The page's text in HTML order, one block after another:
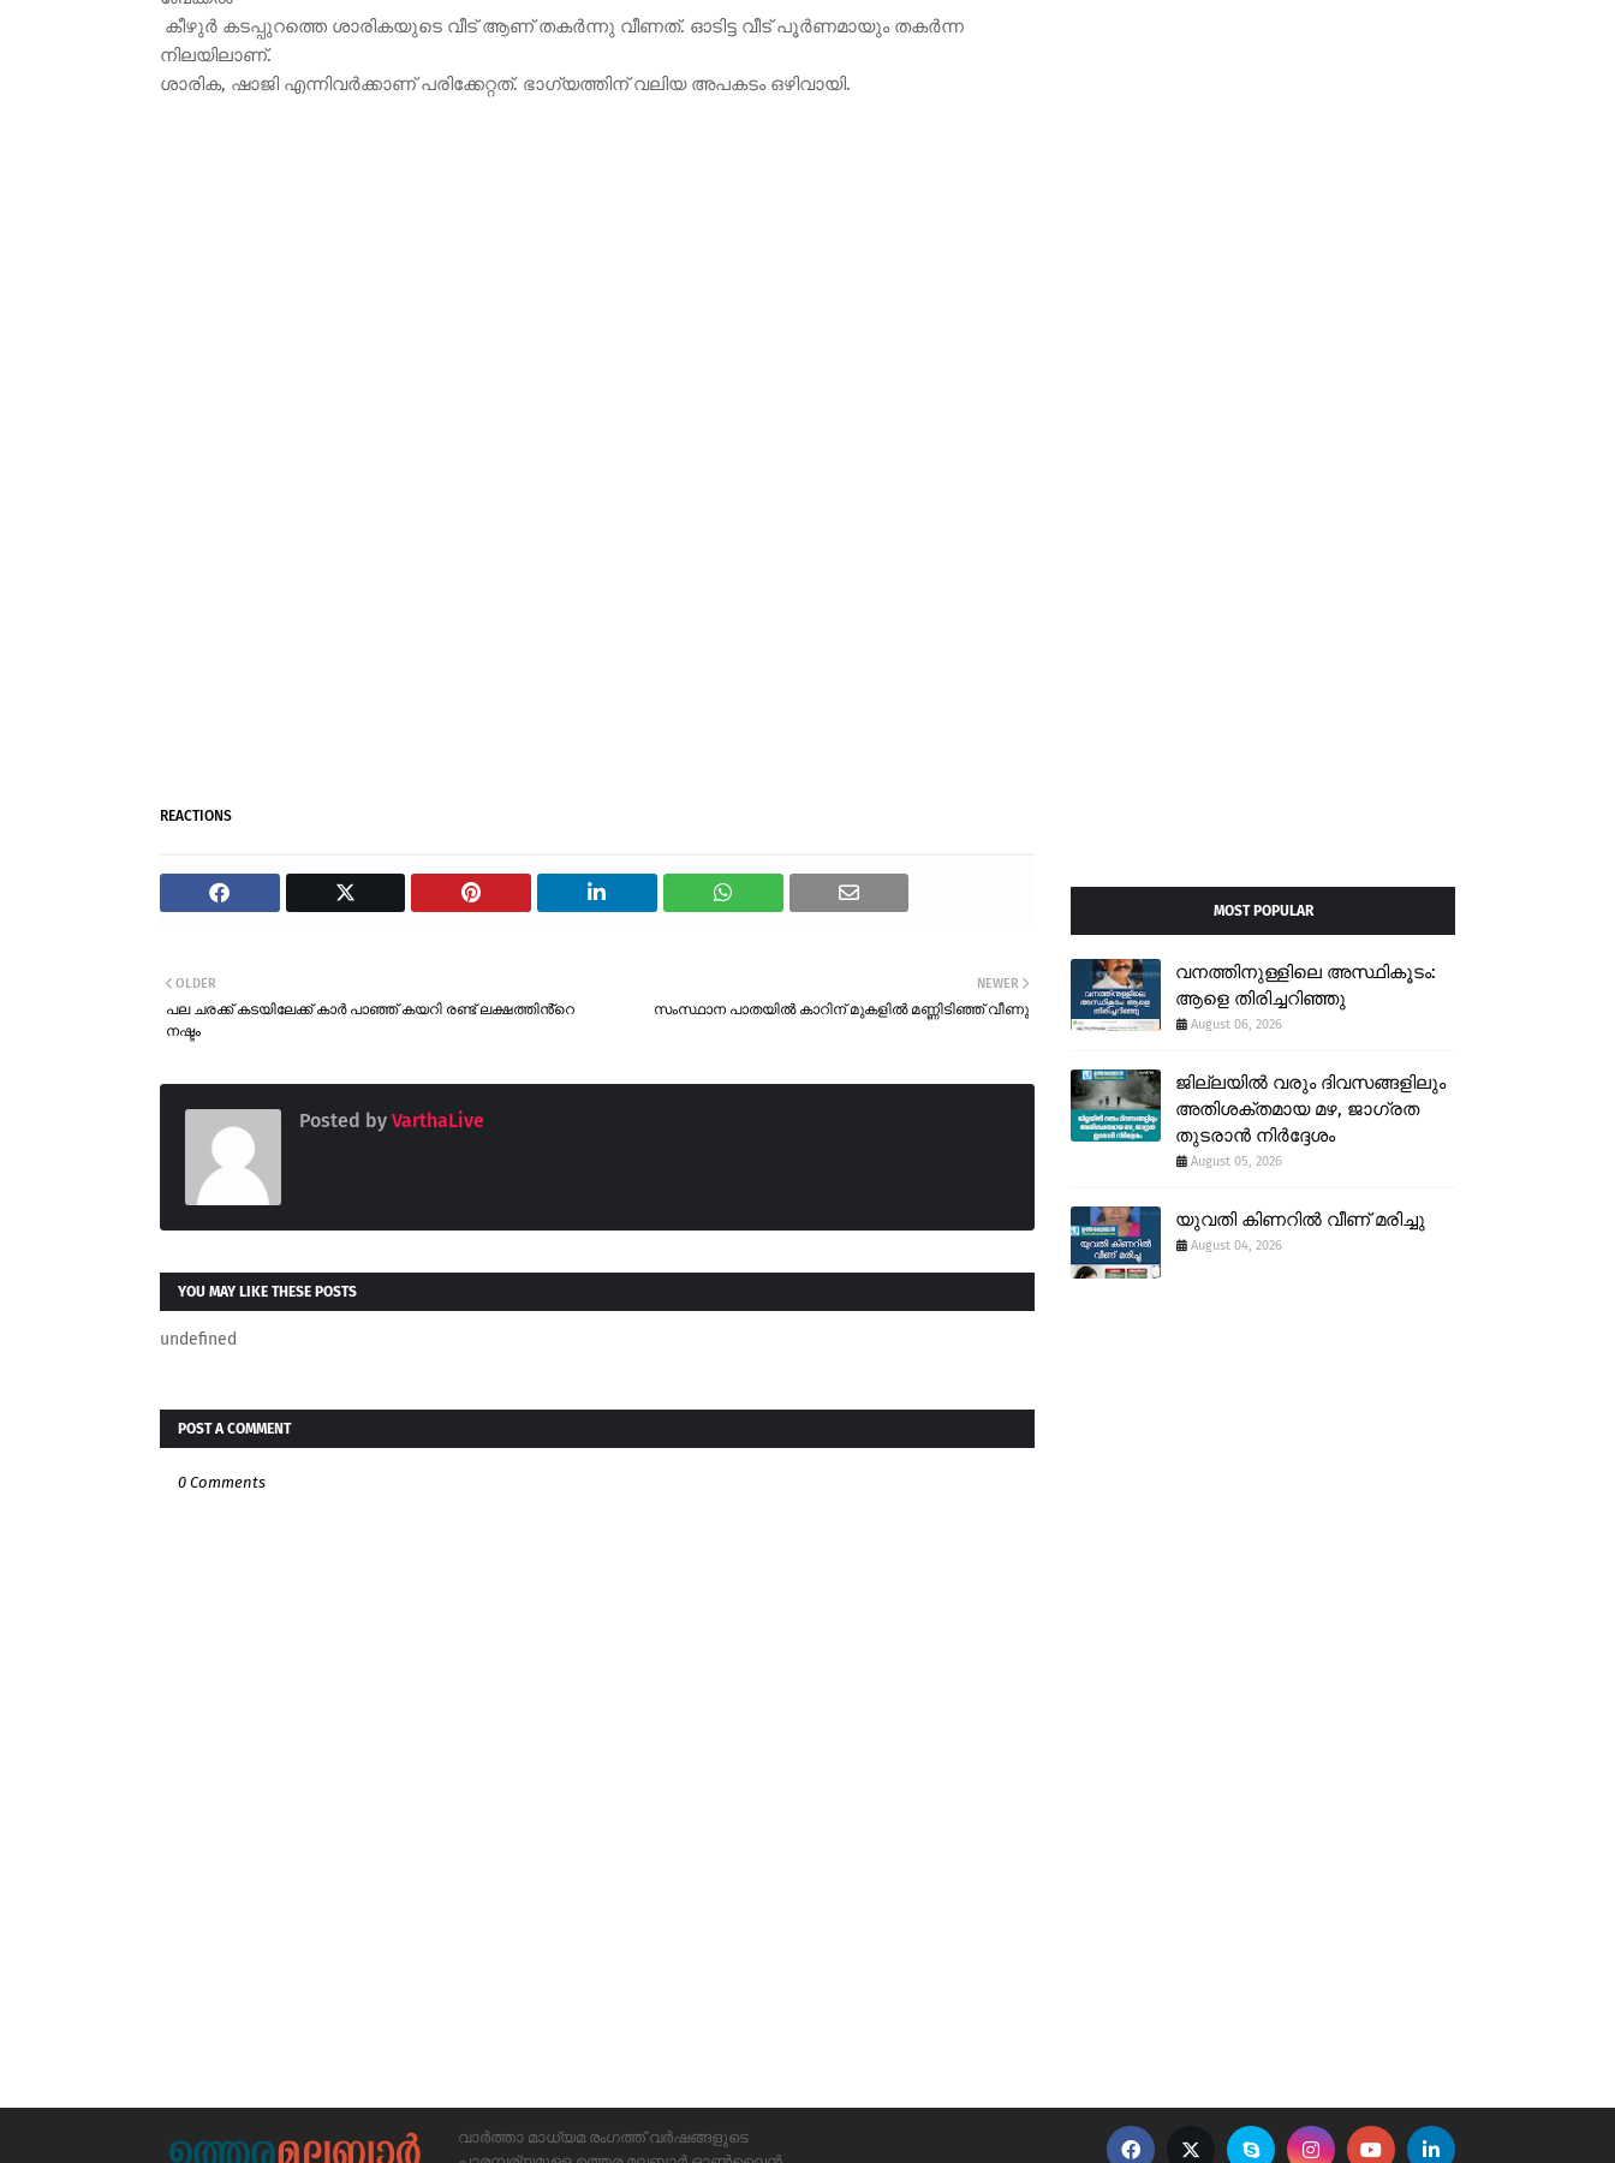
കീഴുർ കടപ്പുറത്തെ ശാരികയുടെ വീട് ആണ് തകർന്നു വീണത്. ഓടിട്ട വീട് പൂർണമായും തകർന്ന
നിലയിലാണ്.
ശാരിക, ഷാജി എന്നിവർക്കാണ് പരിക്കേറ്റത്. ഭാഗ്യത്തിന് വലിയ അപകടം ഒഴിവായി.
REACTIONS
NEWER
സംസ്ഥാന പാതയിൽ കാറിന് മുകളിൽ മണ്ണിടിഞ്ഞ് വീണു
OLDER
പല ചരക്ക് കടയിലേക്ക് കാർ പാഞ്ഞ് കയറി രണ്ട് ലക്ഷത്തിൻ്റെ
നഷ്ടം
Posted by VarthaLive
YOU MAY LIKE THESE POSTS
undefined
POST A COMMENT
0 Comments
MOST POPULAR
വനത്തിനുള്ളിലെ അസ്ഥികൂടം:
ആളെ തിരിച്ചറിഞ്ഞു
August 06, 2026
ജില്ലയിൽ വരും ദിവസങ്ങളിലും
അതിശക്തമായ മഴ, ജാഗ്രത
തുടരാൻ നിർദ്ദേശം
August 05, 2026
യുവതി കിണറിൽ വീണ് മരിച്ചു
August 04, 2026
വാർത്താ മാധ്യമ രംഗത്ത് വർഷങ്ങളുടെ